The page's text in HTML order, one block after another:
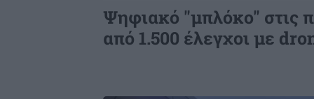
Το κρέας - πολυτέλεια από την
που λιώνει στο στόμα
Ψηφιακό "μπλόκο" στις
από 1.500 έλεγχοι με